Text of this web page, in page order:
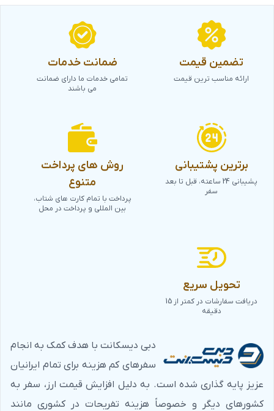
تضمین قیمت
ارائه مناسب ترین قیمت
ضمانت خدمات
تمامی خدمات ما دارای ضمانت
می باشند
برترین پشتیبانی
پشیبانی 24 ساعته، قبل تا بعد
سفر
روش های پرداخت
متنوع
پرداخت با تمام کارت های شتاب،
بین المللی و پرداخت در محل
تحویل سریع
دریافت سفارشات در کمتر از 15
دقیقه
دبی دیسکانت با هدف کمک به انجام
سفرهای کم هزینه برای تمام ایرانیان
عزیز پایه گذاری شده است. به دلیل افزایش قیمت ارز، سفر به
کشورهای دیگر و خصوصاً هزینه تفریحات در کشوری مانند